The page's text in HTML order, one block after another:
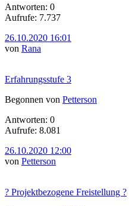
Antworten: 0
Aufrufe: 7.737
26.10.2020 16:01
von Rana
Erfahrungsstufe 3
Begonnen von Petterson
Antworten: 0
Aufrufe: 8.081
26.10.2020 12:00
von Petterson
? Projektbezogene Freistellung ?